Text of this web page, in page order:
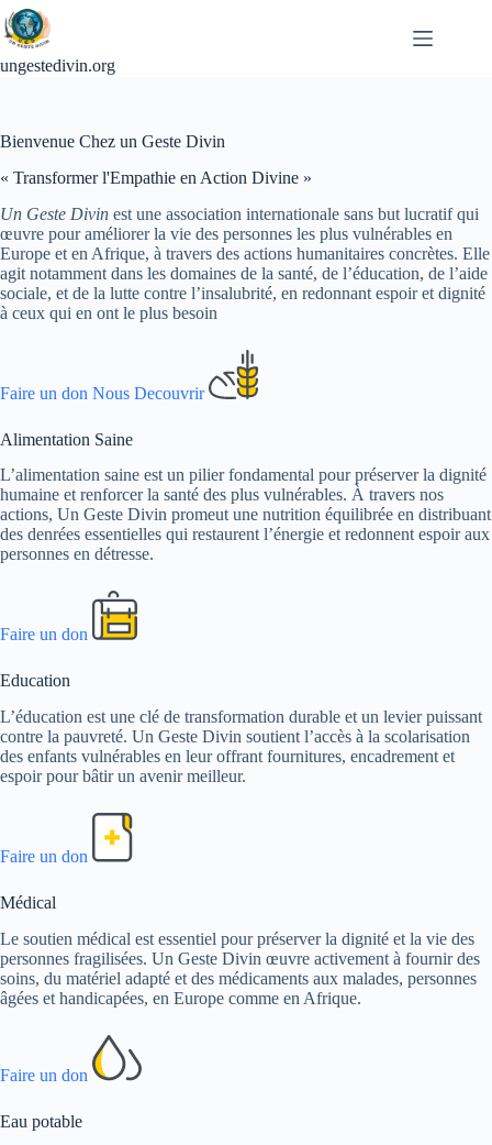
Passer
au
contenu
ungestedivin.org
Bienvenue Chez un Geste Divin
« Transformer l'Empathie en Action Divine »
Un Geste Divin est une association internationale sans but lucratif qui
œuvre pour améliorer la vie des personnes les plus vulnérables en
Europe et en Afrique, à travers des actions humanitaires concrètes. Elle
agit notamment dans les domaines de la santé, de l’éducation, de l’aide
sociale, et de la lutte contre l’insalubrité, en redonnant espoir et dignité
à ceux qui en ont le plus besoin
Faire un don Nous Decouvrir
Alimentation Saine
L’alimentation saine est un pilier fondamental pour préserver la dignité
humaine et renforcer la santé des plus vulnérables. À travers nos
actions, Un Geste Divin promeut une nutrition équilibrée en distribuant
des denrées essentielles qui restaurent l’énergie et redonnent espoir aux
personnes en détresse.
Faire un don
Education
L’éducation est une clé de transformation durable et un levier puissant
contre la pauvreté. Un Geste Divin soutient l’accès à la scolarisation
des enfants vulnérables en leur offrant fournitures, encadrement et
espoir pour bâtir un avenir meilleur.
Faire un don
Médical
Le soutien médical est essentiel pour préserver la dignité et la vie des
personnes fragilisées. Un Geste Divin œuvre activement à fournir des
soins, du matériel adapté et des médicaments aux malades, personnes
âgées et handicapées, en Europe comme en Afrique.
Faire un don
Eau potable